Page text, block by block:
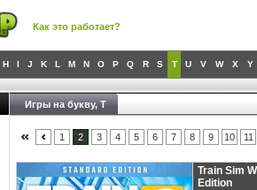
Как это работает?
H I J K L M N O P Q R S T U V W X Y
Игры на букву, T
1 2 3 4 5 6 7 8 9 10 11
Train Sim
Edition